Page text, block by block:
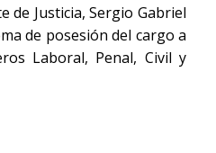
de Justicia, Sergio Gabriel
de posesión del cargo a
Laboral, Penal, Civil y